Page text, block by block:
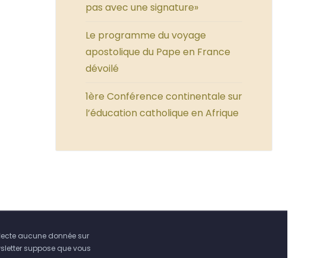
pas avec une signature»
Le programme du voyage
apostolique du Pape en France
dévoilé
1ère Conférence continentale sur
l’éducation catholique en Afrique
aucune donnée sur
suppose que vous